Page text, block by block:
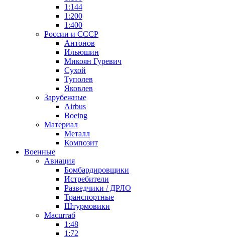
1:144
1:200
1:400
России и СССР
Антонов
Ильюшин
Микоян Гуревич
Сухой
Туполев
Яковлев
Зарубежные
Airbus
Boeing
Материал
Металл
Композит
Военные
Авиация
Бомбардировщики
Истребители
Разведчики / ДРЛО
Транспортные
Штурмовики
Масштаб
1:48
1:72